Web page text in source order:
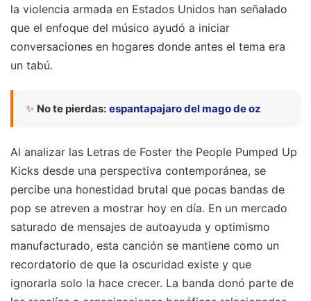
la violencia armada en Estados Unidos han señalado
que el enfoque del músico ayudó a iniciar
conversaciones en hogares donde antes el tema era
un tabú.
✨ No te pierdas: espantapajaro del mago de oz
Al analizar las Letras de Foster the People Pumped Up
Kicks desde una perspectiva contemporánea, se
percibe una honestidad brutal que pocas bandas de
pop se atreven a mostrar hoy en día. En un mercado
saturado de mensajes de autoayuda y optimismo
manufacturado, esta canción se mantiene como un
recordatorio de que la oscuridad existe y que
ignorarla solo la hace crecer. La banda donó parte de